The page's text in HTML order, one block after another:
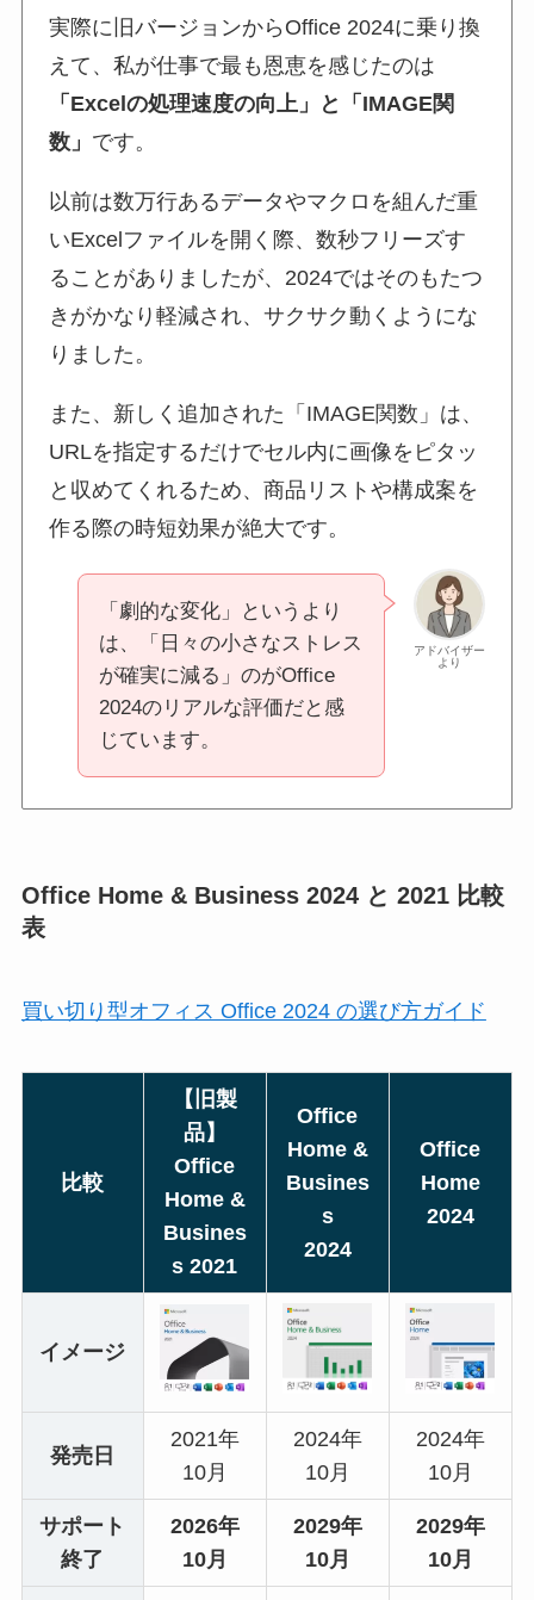
実際に旧バージョンからOffice 2024に乗り換
えて、私が仕事で最も恩恵を感じたのは
「Excelの処理速度の向上」と「IMAGE関
数」 です。
以前は数万行あるデータやマクロを組んだ重
いExcelファイルを開く際、数秒フリーズす
ることがありましたが、2024ではそのもたつ
きがかなり軽減され、サクサク動くようにな
りました。
また、新しく追加された「IMAGE関数」は、
URLを指定するだけでセル内に画像をピタッ
と収めてくれるため、商品リストや構成案を
作る際の時短効果が絶大です。
アドバイザー
より
「劇的な変化」というより
は、「日々の小さなストレス
が確実に減る」のがOffice
2024のリアルな評価だと感
じています。
Office Home & Business 2024 と 2021 比較
表
買い切り型オフィス Office 2024 の選び方ガイド
比較
【旧製
品】
Office
Home &
Busines
s 2021
Office
Home &
Busines
s
2024
Office
Home
2024
イメージ
発売日
2021年
10月
2024年
10月
2024年
10月
サポート
終了
2026年
10月
2029年
10月
2029年
10月